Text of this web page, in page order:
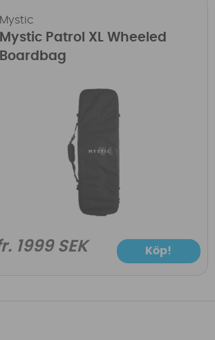
Mystic
Mystic Patrol XL Wheeled
Boardbag
1999 SEK Köp!